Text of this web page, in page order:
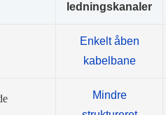
ledningskanaler
Enkelt åben
kabelbane
Mindre